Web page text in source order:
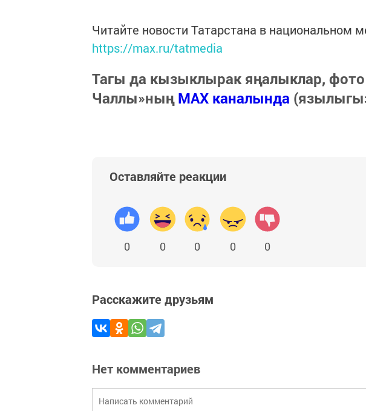
Читайте новости Татарстана в национальном
https://max.ru/tatmedia
Тагы да кызыклырак яңалыклар,
Чаллы»ныңMAX каналында
Оставляйте реакции
0 0 0 0 0
Расскажите друзьям
Нет комментариев